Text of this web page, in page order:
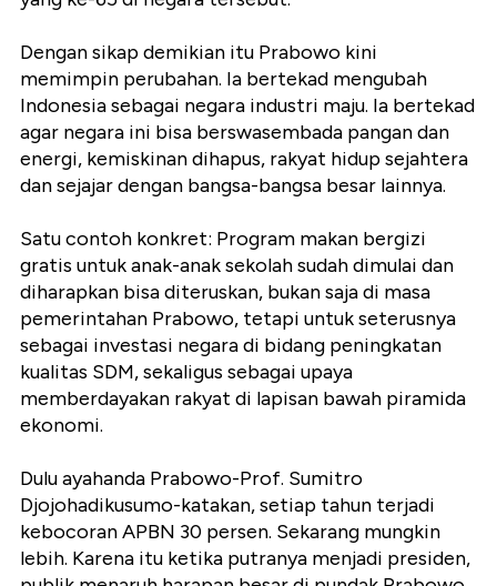
Dengan sikap demikian itu Prabowo kini
memimpin perubahan. Ia bertekad mengubah
Indonesia sebagai negara industri maju. Ia bertekad
agar negara ini bisa berswasembada pangan dan
energi, kemiskinan dihapus, rakyat hidup sejahtera
dan sejajar dengan bangsa-bangsa besar lainnya.
Satu contoh konkret: Program makan bergizi
gratis untuk anak-anak sekolah sudah dimulai dan
diharapkan bisa diteruskan, bukan saja di masa
pemerintahan Prabowo, tetapi untuk seterusnya
sebagai investasi negara di bidang peningkatan
kualitas SDM, sekaligus sebagai upaya
memberdayakan rakyat di lapisan bawah piramida
ekonomi.
Dulu ayahanda Prabowo-Prof. Sumitro
Djojohadikusumo-katakan, setiap tahun terjadi
kebocoran APBN 30 persen. Sekarang mungkin
lebih. Karena itu ketika putranya menjadi presiden,